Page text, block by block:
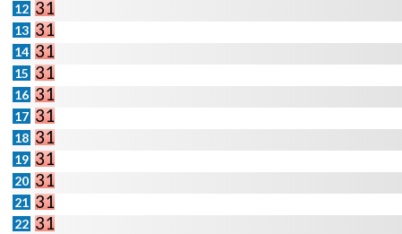
12 31
13 31
14 31
15 31
16 31
17 31
18 31
19 31
20 31
21 31
22 31